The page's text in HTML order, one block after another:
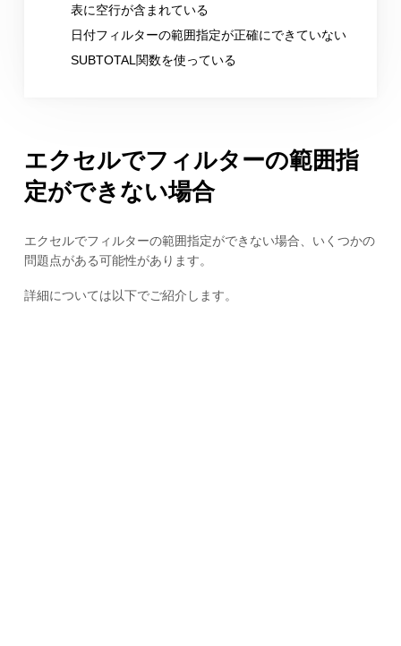
表に空行が含まれている
日付フィルターの範囲指定が正確にできていない
SUBTOTAL関数を使っている
エクセルでフィルターの範囲指
定ができない場合
エクセルでフィルターの範囲指定ができない場合、いくつかの
問題点がある可能性があります。
詳細については以下でご紹介します。